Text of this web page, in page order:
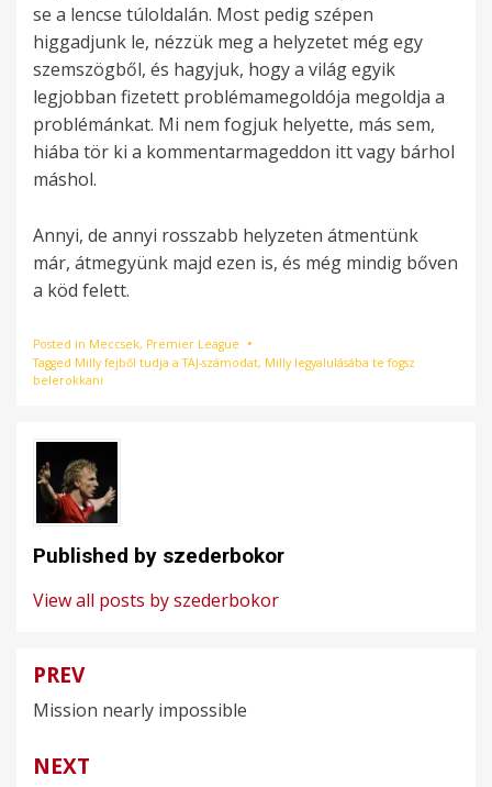
se a lencse túloldalán. Most pedig szépen
higgadjunk le, nézzük meg a helyzetet még egy
szemszögből, és hagyjuk, hogy a világ egyik
legjobban fizetett problémamegoldója megoldja a
problémánkat. Mi nem fogjuk helyette, más sem,
hiába tör ki a kommentarmageddon itt vagy bárhol
máshol.
Annyi, de annyi rosszabb helyzeten átmentünk
már, átmegyünk majd ezen is, és még mindig bőven
a köd felett.
Posted in Meccsek, Premier League
Tagged Milly fejből tudja a TAJ-számodat, Milly legyalulásába te fogsz
belerokkani
Published by szederbokor
View all posts by szederbokor
Bejegyzés
navigáció
PREV
Mission nearly impossible
NEXT